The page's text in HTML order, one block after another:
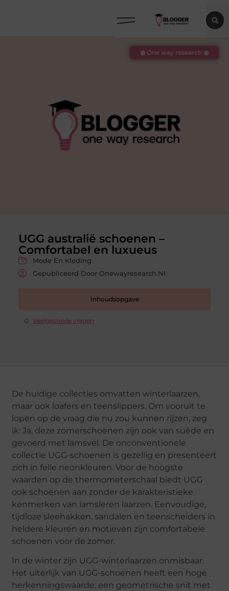
UGG australië schoenen –
Comfortabel en luxueus
Mode En Kleding
Gepubliceerd Door Onewayresearch.nl
Inhoudsopgave
Veelgestelde vragen
◉ One way research ◉
De huidige collecties omvatten winterlaarzen,
maar ook loafers en teenslippers. Om vooruit te
lopen op de vraag die nu zou kunnen rijzen, zeg
ik: Ja, deze zomerschoenen zijn ook van suède en
gevoerd met lamsvel. De onconventionele
collectie UGG-schoenen is gezellig en presenteert
zich in felle neonkleuren. Voor de hoogste
waarden op de thermometerschaal biedt UGG
ook schoenen aan zonder de karakteristieke
kenmerken van lamsleren laarzen. Eenvoudige,
tijdloze sleehakken, sandalen en teenscheiders in
heldere kleuren en motieven zijn comfortabele
schoenen voor de zomer.
In de winter zijn UGG-winterlaarzen onmisbaar.
Het uiterlijk van UGG-schoenen heeft een hoge
herkenningswaarde: een geometrische snit met